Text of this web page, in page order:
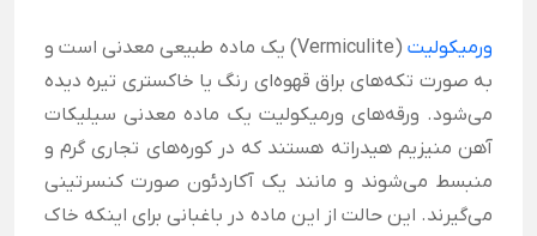
ورمیکولیت
(Vermiculite) یک ماده طبیعی معدنی است و
به صورت تکه‌های براق قهوه‌ای رنگ یا خاکستری تیره دیده
می‌شود. ورقه‌های ورمیکولیت یک ماده معدنی سیلیکات
آهن منیزیم هیدراته هستند که در کوره‌های تجاری گرم و
منبسط می‌شوند و مانند یک آکاردئون صورت کنسرتینی
می‌گیرند. این حالت از این ماده در باغبانی برای اینکه خاک